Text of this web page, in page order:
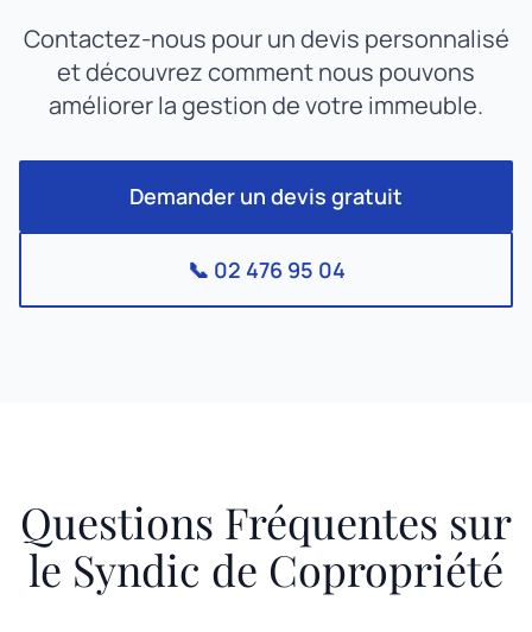
Contactez-nous pour un devis personnalisé
et découvrez comment nous pouvons
améliorer la gestion de votre immeuble.
Demander un devis gratuit
📞 02 476 95 04
Questions Fréquentes sur
le Syndic de Copropriété